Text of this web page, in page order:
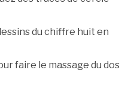
du chiffre huit en
faire le massage du dos